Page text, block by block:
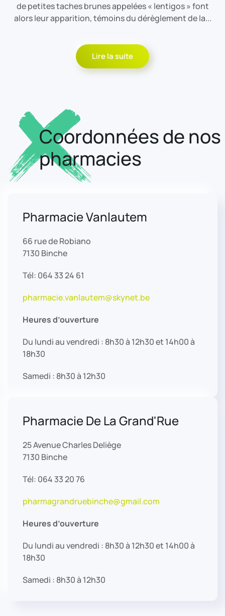
de petites taches brunes appelées « lentigos » font
alors leur apparition, témoins du dérèglement de la...
Lire la suite
Coordonnées de nos
pharmacies
Pharmacie Vanlautem
66 rue de Robiano
7130 Binche
Tél: 064 33 24 61
pharmacie.vanlautem@skynet.be
Heures d’ouverture
Du lundi au vendredi : 8h30 à 12h30 et 14h00 à
18h30
Samedi : 8h30 à 12h30
Pharmacie De La Grand'Rue
25 Avenue Charles Deliège
7130 Binche
Tél: 064 33 20 76
pharmagrandruebinche@gmail.com
Heures d’ouverture
Du lundi au vendredi : 8h30 à 12h30 et 14h00 à
18h30
Samedi : 8h30 à 12h30